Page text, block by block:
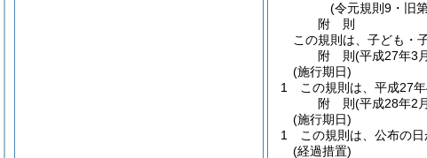
(令元規則9・旧
附 則
この規則は、子ども・
附 則(平成27年3
(施行期日)
1
この規則は、平成27
附 則(平成28年2
(施行期日)
1
この規則は、公布の日
(経過措置)